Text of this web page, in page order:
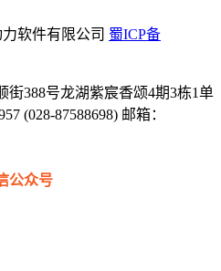
软件有限公司 蜀ICP备
388号龙湖紫宸香颂4期3栋1单
(028-87588698) 邮箱：
公众号